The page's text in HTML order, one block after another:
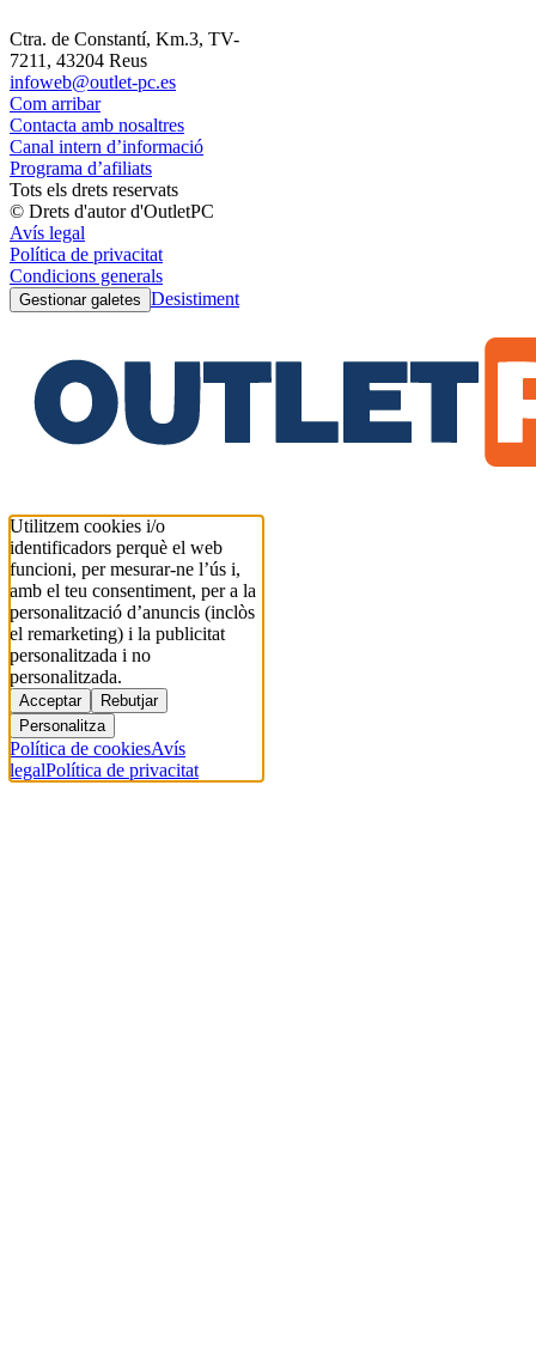
Ctra. de Constantí, Km.3, TV-
7211, 43204 Reus
infoweb@outlet-pc.es
Com arribar
Contacta amb nosaltres
Canal intern d’informació
Programa d’afiliats
Tots els drets reservats
© Drets d'autor d'OutletPC
Avís legal
Política de privacitat
Condicions generals
Gestionar galetes Desistiment
Utilitzem cookies i/o
identificadors perquè el web
funcioni, per mesurar-ne l’ús i,
amb el teu consentiment, per a la
personalització d’anuncis (inclòs
el remarketing) i la publicitat
personalitzada i no
personalitzada.
Acceptar
Rebutjar
Personalitza
Política de cookiesAvís
legalPolítica de privacitat